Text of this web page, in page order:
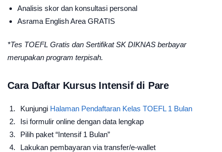
Analisis skor dan konsultasi personal
Asrama English Area GRATIS
*Tes TOEFL Gratis dan Sertifikat SK DIKNAS berbayar
merupakan program terpisah.
Cara Daftar Kursus Intensif di Pare
Kunjungi Halaman Pendaftaran Kelas TOEFL 1 Bulan
Isi formulir online dengan data lengkap
Pilih paket “Intensif 1 Bulan”
Lakukan pembayaran via transfer/e-wallet